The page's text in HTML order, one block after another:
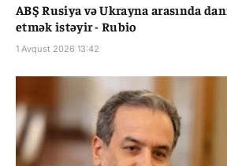
ABŞ Rusiya və Ukrayna arasında
etmək istəyir - Rubio
1 Avqust 2026 13:42